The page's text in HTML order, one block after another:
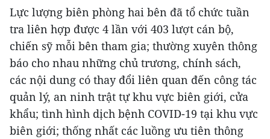
Lực lượng biên phòng hai bên đã tổ chức tuần
tra liên hợp được 4 lần với 403 lượt cán bộ,
chiến sỹ mỗi bên tham gia; thường xuyên thông
báo cho nhau những chủ trương, chính sách,
các nội dung có thay đổi liên quan đến công tác
quản lý, an ninh trật tự khu vực biên giới, cửa
khẩu; tình hình dịch bệnh COVID-19 tại khu vực
biên giới; thống nhất các luồng ưu tiên thông